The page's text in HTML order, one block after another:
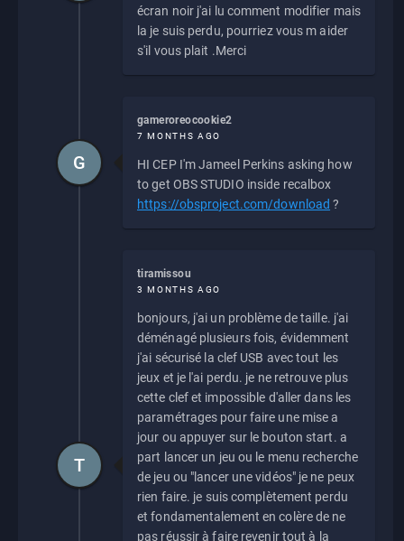
écran noir j'ai lu comment modifier mais
la je suis perdu, pourriez vous m aider
s'il vous plait .Merci
gameroreocookie2
7 MONTHS AGO
HI CEP I'm Jameel Perkins asking how
to get OBS STUDIO inside recalbox
https://obsproject.com/download ?
G
tiramissou
3 MONTHS AGO
bonjours, j'ai un problème de taille. j'ai
déménagé plusieurs fois, évidemment
j'ai sécurisé la clef USB avec tout les
jeux et je l'ai perdu. je ne retrouve plus
cette clef et impossible d'aller dans les
paramétrages pour faire une mise a
jour ou appuyer sur le bouton start. a
part lancer un jeu ou le menu recherche
de jeu ou "lancer une vidéos" je ne peux
rien faire. je suis complètement perdu
et fondamentalement en colère de ne
pas réussir à faire revenir tout à la
T